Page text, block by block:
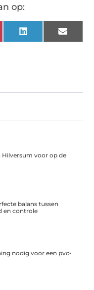
op:
LinkedIn Email
voor op de
balans tussen
en controle
nodig voor een pvc-